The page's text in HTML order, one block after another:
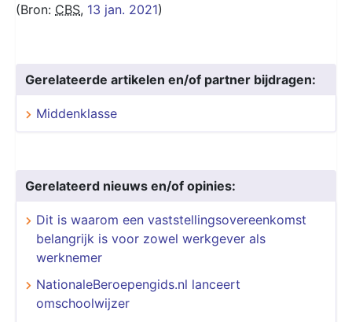
(Bron: CBS, 13 jan. 2021)
Gerelateerde artikelen en/of partner bijdragen:
Middenklasse
Gerelateerd nieuws en/of opinies:
Dit is waarom een vaststellingsovereenkomst
belangrijk is voor zowel werkgever als
werknemer
NationaleBeroepengids.nl lanceert
omschoolwijzer